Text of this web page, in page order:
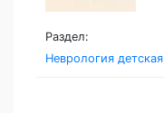
Раздел:
Неврология детская